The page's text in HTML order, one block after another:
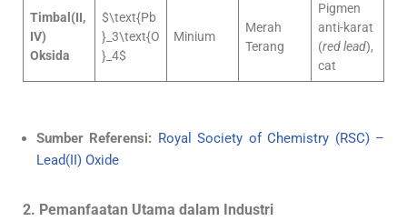
Timbal(II,
IV)
Oksida
$\text{Pb
}_3\text{O
}_4$
Minium
Merah
Terang
Pigmen
anti-karat
(red lead),
cat
Sumber Referensi: Royal Society of Chemistry (RSC) –
Lead(II) Oxide
2. Pemanfaatan Utama dalam Industri